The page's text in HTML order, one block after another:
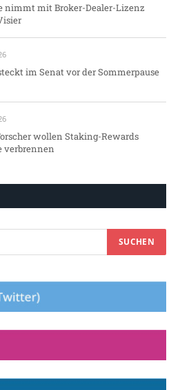
nimmt mit Broker-Dealer-Lizenz
im Senat vor der Sommerpause
wollen Staking-Rewards
verbrennen